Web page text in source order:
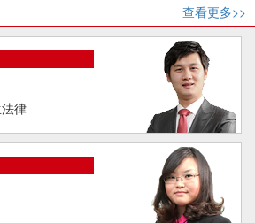
查看更多>>
律